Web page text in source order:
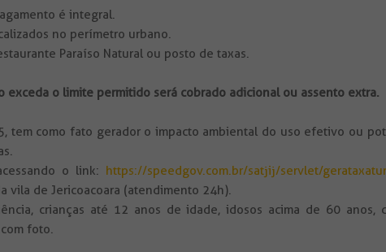
é integral.
no perímetro urbano.
Paraíso Natural ou posto de taxas.
exceda o limite permitido será cobrado adicional ou assento extra.
tem como fato gerador o impacto ambiental do uso efetivo ou
o link:
https://speedgov.com.br/satjij/servlet/gerataxatur
vila de Jericoacoara (atendimento 24h).
crianças até 12 anos de idade, idosos acima de 60
foto.